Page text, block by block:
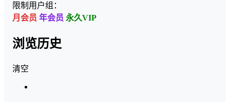
限制用户组：
月会员 年会员 永久VIP
浏览历史
清空